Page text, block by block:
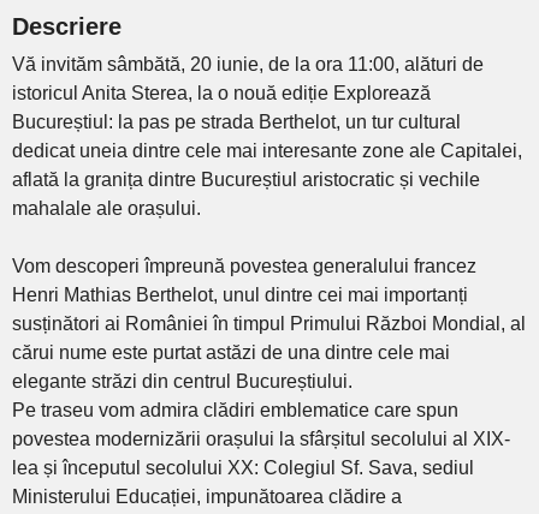
Descriere
Vă invităm sâmbătă, 20 iunie, de la ora 11:00, alături de
istoricul Anita Sterea, la o nouă ediție Explorează
Bucureștiul: la pas pe strada Berthelot, un tur cultural
dedicat uneia dintre cele mai interesante zone ale Capitalei,
aflată la granița dintre Bucureștiul aristocratic și vechile
mahalale ale orașului.
Vom descoperi împreună povestea generalului francez
Henri Mathias Berthelot, unul dintre cei mai importanți
susținători ai României în timpul Primului Război Mondial, al
cărui nume este purtat astăzi de una dintre cele mai
elegante străzi din centrul Bucureștiului.
Pe traseu vom admira clădiri emblematice care spun
povestea modernizării orașului la sfârșitul secolului al XIX-
lea și începutul secolului XX: Colegiul Sf. Sava, sediul
Ministerului Educației, impunătoarea clădire a